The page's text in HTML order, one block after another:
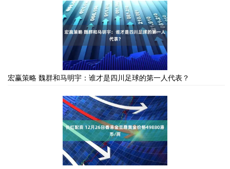
宏赢策略 魏群和马明宇：谁才是四川足球的第一人代表？